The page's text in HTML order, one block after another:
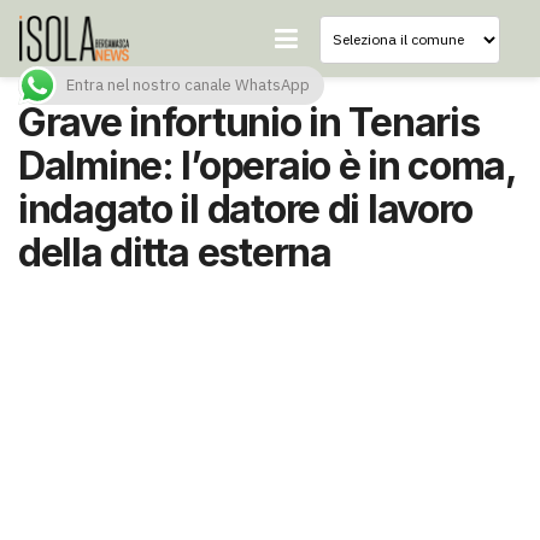
Grave infortunio in Tenaris
Dalmine: l’operaio è in coma,
indagato il datore di lavoro
della ditta esterna
Entra nel nostro canale WhatsApp